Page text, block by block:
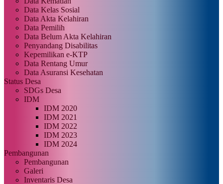
Data Kelas Sosial
Data Akta Kelahiran
Data Pemilih
Data Belum Akta Kelahiran
Penyandang Disabilitas
Kepemilikan e-KTP
Data Rentang Umur
Data Asuransi Kesehatan
Status Desa
SDGs Desa
IDM
IDM 2020
IDM 2021
IDM 2022
IDM 2023
IDM 2024
Pembangunan
Pembangunan
Galeri
Inventaris Desa